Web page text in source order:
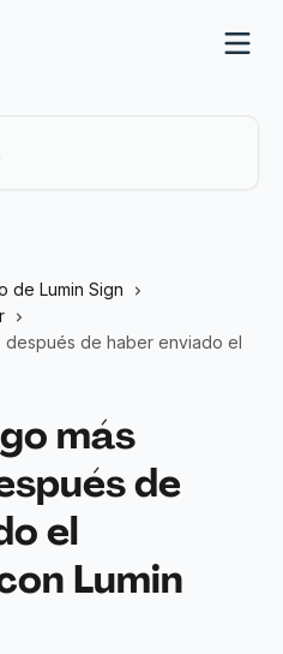
de Lumin Sign
después de haber enviado el
más
de
el
Lumin